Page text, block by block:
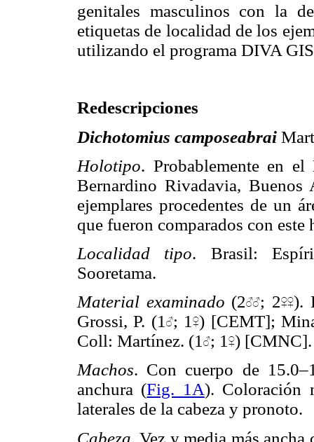
genitales masculinos con la
etiquetas de localidad de los
utilizando el programa DIVA
Redescripciones
Dichotomius camposeabrai
Holotipo. Probablemente en
Bernardino Rivadavia, Buenos
ejemplares procedentes de un
que fueron comparados con
Localidad tipo. Brasil:
Sooretama.
Material examinado (2 ; 2
).
Grossi, P. (1 ; 1 ) [CEMT];
Coll: Martínez. (1 ; 1 ) [CMNC].
Machos. Con cuerpo de
anchura (Fig. 1A). Coloración
laterales de la cabeza y pronoto.
Cabeza. Vez y media más ancha